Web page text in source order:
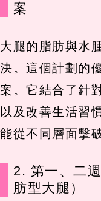
案
大腿的脂肪與水
決。這個計劃的
案。它結合了針
以及改善生活習
能從不同層面擊
2. 第一、二
肪型大腿）